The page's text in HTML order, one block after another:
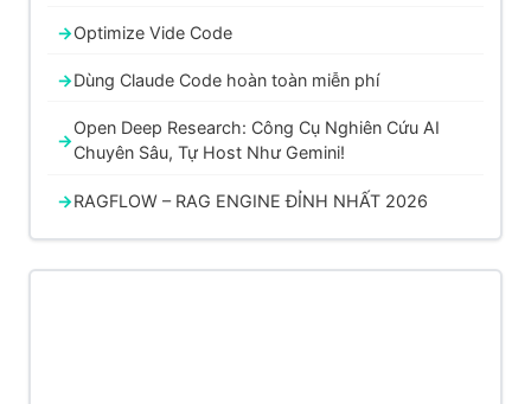
Optimize Vide Code
Dùng Claude Code hoàn toàn miễn phí
Open Deep Research: Công Cụ Nghiên Cứu AI
Chuyên Sâu, Tự Host Như Gemini!
RAGFLOW – RAG ENGINE ĐỈNH NHẤT 2026